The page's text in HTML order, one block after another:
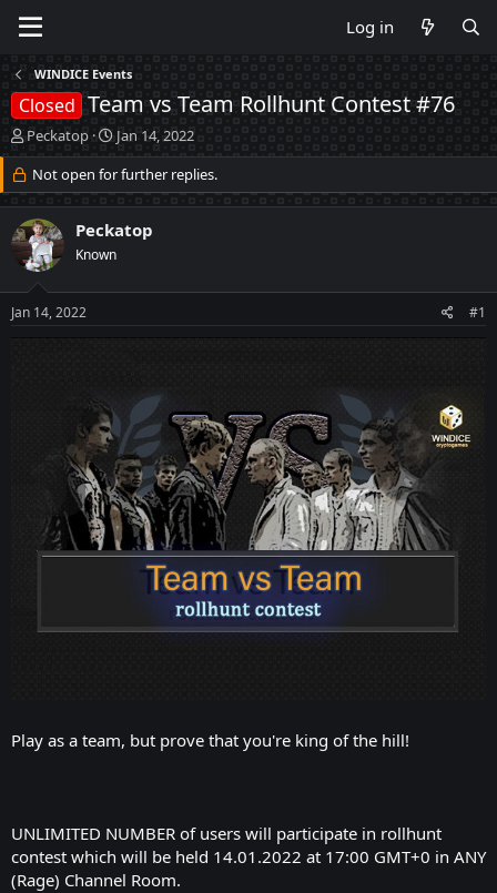
Log in
WINDICE Events
Closed Team vs Team Rollhunt Contest #76
T
h
r
e
a
d
s
t
a
r
t
Peckatop
S
t
a
r
d
a
e
Jan 14, 2022
Not open for further replies.
Peckatop
Known
Jan 14, 2022 #1
Play as a team, but prove that you're king of the hill!
UNLIMITED NUMBER of users will participate in rollhunt
contest which will be held 14.01.2022 at 17:00 GMT+0 in ANY
(Rage) Channel Room.